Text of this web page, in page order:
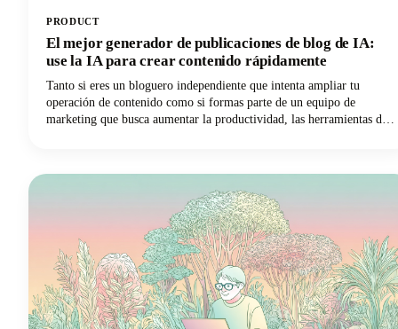
PRODUCT
El mejor generador de publicaciones de blog de IA:
use la IA para crear contenido rápidamente
Tanto si eres un bloguero independiente que intenta ampliar tu
operación de contenido como si formas parte de un equipo de
marketing que busca aumentar la productividad, las herramientas de